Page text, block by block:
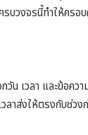
บวงจรนี้ทำให้คร
น เวลา และข้อค
ลาส่งให้ตรงกับ